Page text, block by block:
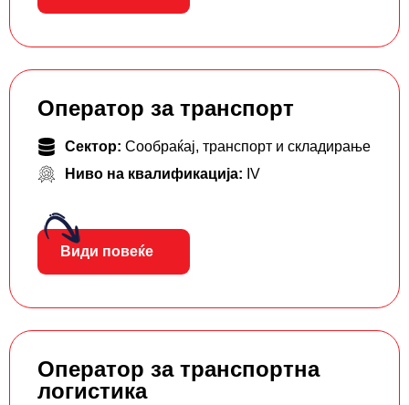
Оператор за транспорт
Сектор: Сообраќај, транспорт и складирање
Ниво на квалификација: IV
Види повеќе
Оператор за транспортна
логистика